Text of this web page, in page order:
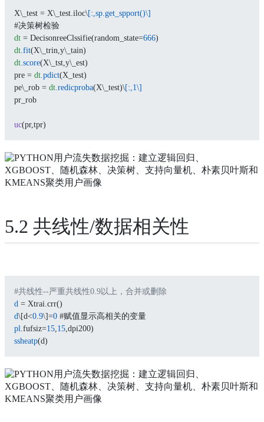
X\_test = X\_test.iloc\[:,sp.get_spport()\]
#决策树检验
dt = DecisonreeClssifie(random_state=666)
dt .fit(X\_trin,y\_tain)
dt .score(X\_tst,y\_est)
pre = dt .pdict(X_test)
pe\_rob = dt .redicproba(X\_test)\[:,1\]
pr_rob
uc(pr,tpr)
5.2 共线性/数据相关性
#共线性--严重共线性0.9以上，合并或删除
d = Xtrai.crr()
d\[d<0 9\]=0 #赋值显示高相关的变量
pl .fufsiz=15 15 ,dpi200)
ssheatp(d)